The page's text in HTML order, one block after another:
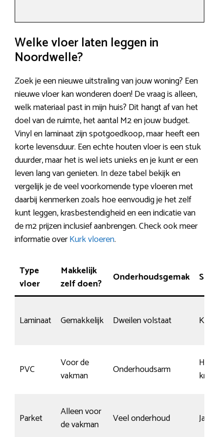
Welke vloer laten leggen in
Noordwelle?
Zoek je een nieuwe uitstraling van jouw woning? Een
nieuwe vloer kan wonderen doen! De vraag is alleen,
welk materiaal past in mijn huis? Dit hangt af van het
doel van de ruimte, het aantal M2 en jouw budget.
Vinyl en laminaat zijn spotgoedkoop, maar heeft een
korte levensduur. Een echte houten vloer is een stuk
duurder, maar het is wel iets unieks en je kunt er een
leven lang van genieten. In deze tabel bekijk en
vergelijk je de veel voorkomende type vloeren met
daarbij kenmerken zoals hoe eenvoudig je het zelf
kunt leggen, krasbestendigheid en een indicatie van
de m2 prijzen inclusief aanbrengen. Check ook meer
informatie overKurk vloeren.
Type
vloer
Makkelijk
zelf doen?
Onderhoudsgemak
Laminaat Gemakkelijk Dweilen volstaat
PVC
Voor de
vakman
Onderhoudsarm
Heel
Parket
Alleen voor
de vakman
Veel onderhoud Ja,